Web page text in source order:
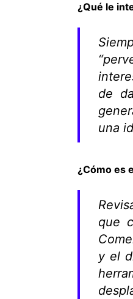
¿Qué le
de
una
¿Cómo es
que
y el